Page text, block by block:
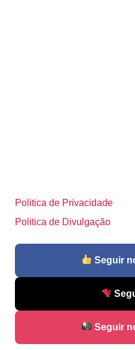
Politica de Privacidade
Politica de Divulgação
Seguir
Seguir